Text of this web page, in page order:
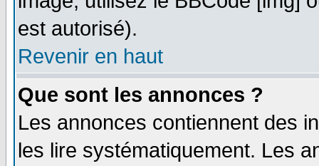
est autorisé).
Revenir en haut
Que sont les annonces ?
Les annonces contiennent des
les lire systématiquement. Les